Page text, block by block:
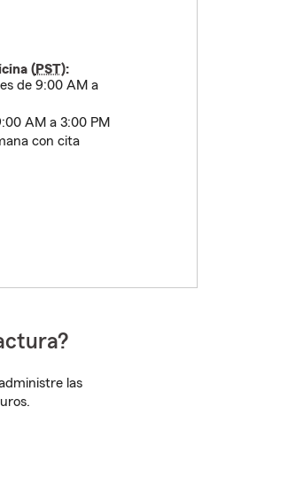
(PST):
de 9:00 AM a
AM a 3:00 PM
con cita
las